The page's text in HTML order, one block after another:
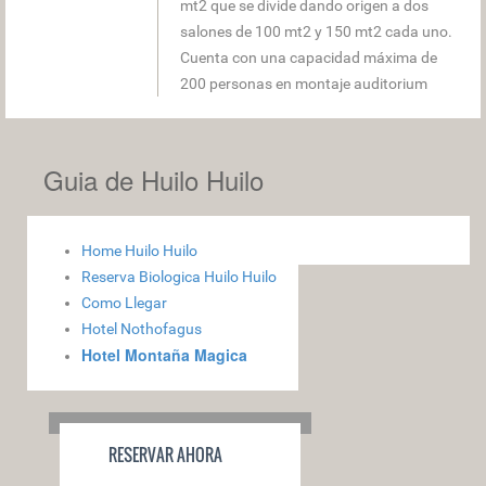
mt2 que se divide dando origen a dos
salones de 100 mt2 y 150 mt2 cada uno.
Cuenta con una capacidad máxima de
200 personas en montaje auditorium
Guia de Huilo Huilo
Home Huilo Huilo
Reserva Biologica Huilo Huilo
Como Llegar
Hotel Nothofagus
Hotel Montaña Magica
RESERVAR AHORA